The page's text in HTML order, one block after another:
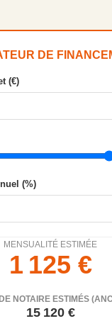
DE
(€)
(%)
MENSUALITÉ ESTIMÉE
1 125 €
NOTAIRE ESTIMÉS
15 120€